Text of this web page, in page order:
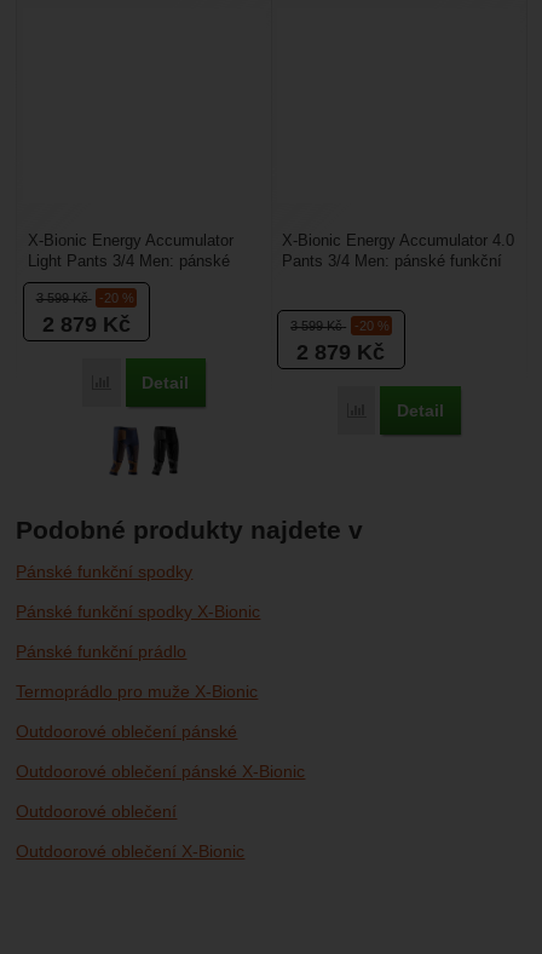
3 599Kč -20 %
2 879 Kč
Porovnat
Detail
X-Bionic Energy Accumulator
Light Pants 3/4 Men: pánské
funkční spodky vhodné pro
zimní sporty. Jsou...
3 599Kč -20 %
2 879 Kč
Porovnat
Detail
X-Bionic Energy Accumulator 4.0
Pants 3/4 Men: pánské funkční
Podobné produkty najdete v
Pánské funkční spodky
Pánské funkční spodky X-Bionic
Pánské funkční prádlo
Termoprádlo pro muže X-Bionic
Outdoorové oblečení pánské
Outdoorové oblečení pánské X-Bionic
Outdoorové oblečení
Outdoorové oblečení X-Bionic